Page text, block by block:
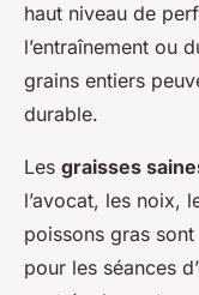
haut niveau de
l’entraînement ou
grains entiers
durable.
Les graisses
l’avocat, les noix,
poissons gras sont
pour les séances